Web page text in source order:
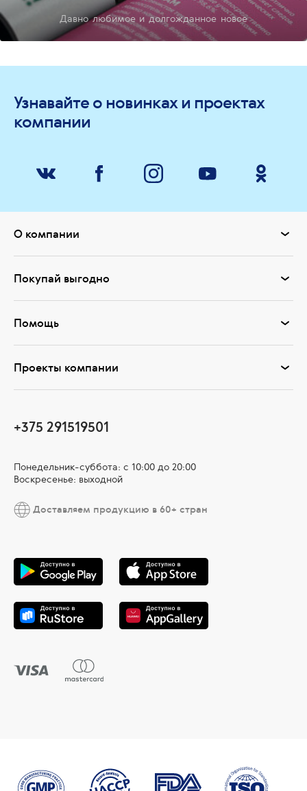
Давно любимое и долгожданное новое
Узнавайте о новинках и проектах
компании
О компании
Покупай выгодно
Помощь
Проекты компании
+375 291519501
Понедельник-суббота: с 10:00 до 20:00
Воскресенье: выходной
Доставляем продукцию в 60+ стран